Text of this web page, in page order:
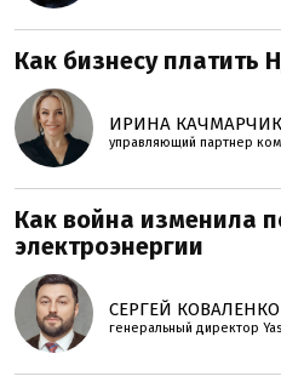
Как бизнесу платить
ИРИНА КАЧМАРЧИК
управляющий партнер
Как война изменила
электроэнергии
СЕРГЕЙ КОВАЛЕНКО
генеральный директор